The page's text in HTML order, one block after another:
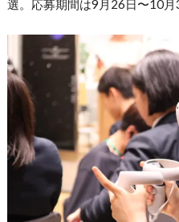
選。応募期間は9月26日〜10月